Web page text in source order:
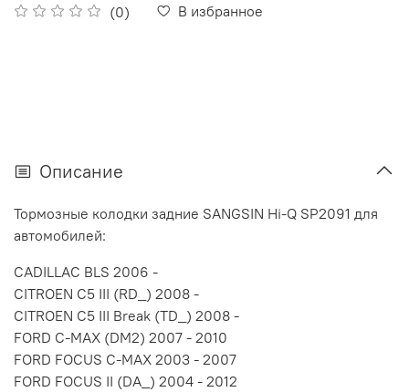
(0) В избранное
Описание
Тормозные колодки задние SANGSIN Hi-Q SP2091 для
автомобилей:
CADILLAC BLS 2006 -
CITROEN C5 III (RD_) 2008 -
CITROEN C5 III Break (TD_) 2008 -
FORD C-MAX (DM2) 2007 - 2010
FORD FOCUS C-MAX 2003 - 2007
FORD FOCUS II (DA_) 2004 - 2012